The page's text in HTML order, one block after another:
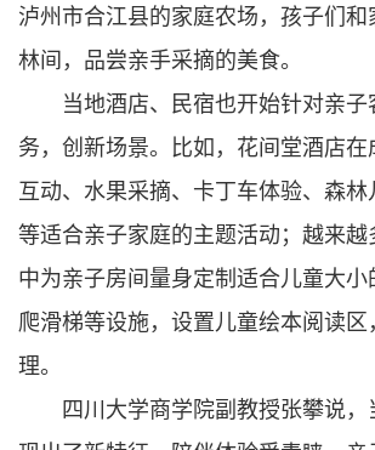
泸州市合江县的家庭农场，孩子们和
林间，品尝亲手采摘的美食。
当地酒店、民宿也开始针对亲子
务，创新场景。比如，花间堂酒店在
互动、水果采摘、卡丁车体验、森林
等适合亲子家庭的主题活动；越来
中为亲子房间量身定制适合儿童大
爬滑梯等设施，设置儿童绘本阅读
理。
四川大学商学院副教授张攀说，